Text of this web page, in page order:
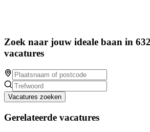
Zoek naar jouw ideale baan in
vacatures
Vacatures zoeken
Gerelateerde vacatures